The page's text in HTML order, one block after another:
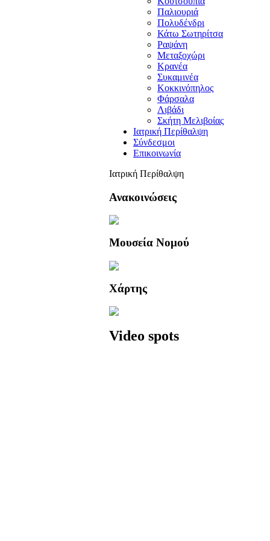
Παλιουριά
Πολυδένδρι
Κάτω Σωτηρίτσα
Ραψάνη
Μεταξοχώρι
Κρανέα
Συκαμινέα
Κοκκινόπηλος
Φάρσαλα
Λιβάδι
Σκήτη Μελιβοίας
Ιατρική Περίθαλψη
Σύνδεσμοι
Επικοινωνία
Ιατρική Περίθαλψη
Ανακοινώσεις
Μουσεία Νομού
Χάρτης
Video spots